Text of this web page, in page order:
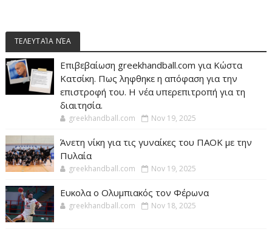
ΤΕΛΕΥΤΑΊΑ ΝΈΑ
Επιβεβαίωση greekhandball.com για Κώστα
Κατσίκη. Πως ληφθηκε η απόφαση για την
επιστροφή του. Η νέα υπερεπιτροπή για τη
διαιτησία.
greekhandball.com Nov 19, 2025
Άνετη νίκη για τις γυναίκες του ΠΑΟΚ με την
Πυλαία
greekhandball.com Nov 19, 2025
Ευκολα ο Ολυμπιακός τον Φέρωνα
greekhandball.com Nov 18, 2025